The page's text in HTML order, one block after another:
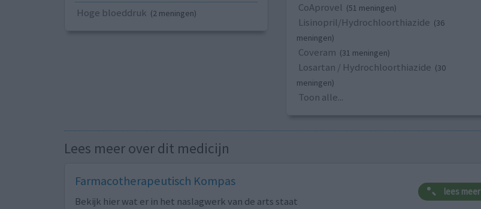
Hoge bloeddruk (2 meningen) CoAprovel (51 meningen)
Lisinopril/Hydrochloorthiazide (36
meningen)
Coveram (31 meningen)
Losartan / Hydrochloorthiazide (30
meningen)
Toon alle...
Lees meer over dit medicijn
Farmacotherapeutisch Kompas
Bekijk hier wat er in het naslagwerk van de arts staat
lees meer